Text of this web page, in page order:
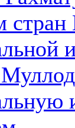
стран